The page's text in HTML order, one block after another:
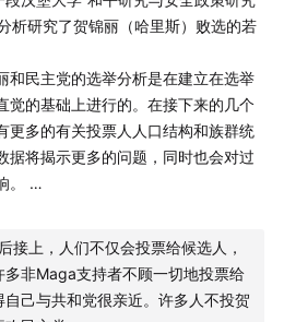
析研究了贺锦丽（哈里斯）败选的若
和民主党的选举分析是在建立在选举
觉的基础上进行的。在接下来的几个
更多的有关投票人人口结构和族群统
据将揭示更多的问题，同时也会对过
。
客中，贺锦丽的收听率极低，而特朗
万人的关注。
接上，人们不仅会投票给候选人，
多非Maga支持者不顾一切地投票给
己与共和党很亲近。许多人不投贺